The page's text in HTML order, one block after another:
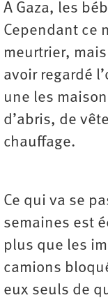
A Gaza, les
Cependant ce
meurtrier,
avoir regardé
une les
d’abris, de
chauffage.
Ce qui va se
semaines est
plus que les
camions
eux seuls de